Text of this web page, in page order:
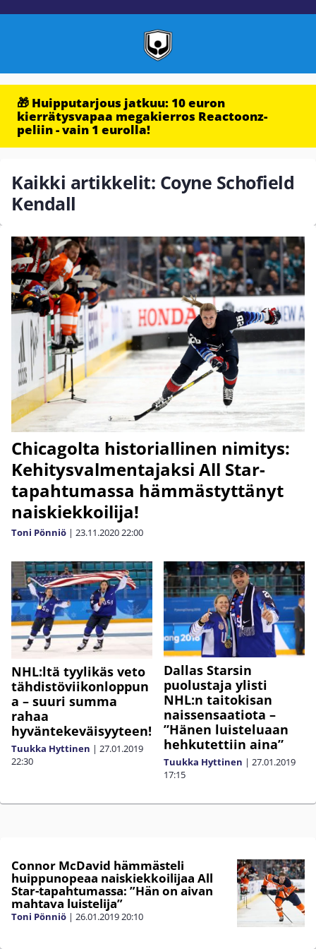
🎁 Huipputarjous jatkuu: 10 euron
kierrätysvapaa megakierros Reactoonz-
peliin - vain 1 eurolla!
Kaikki artikkelit: Coyne Schofield
Kendall
Chicagolta historiallinen nimitys:
Kehitysvalmentajaksi All Star-
tapahtumassa hämmästyttänyt
naiskiekkoilija!
Toni Pönniö | 23.11.202022:00
NHL:ltä tyylikäs veto
tähdistöviikonloppun
a – suuri summa
rahaa
hyväntekeväisyyteen!
Tuukka Hyttinen | 27.01.2019
22:30
Dallas Starsin
puolustaja ylisti
NHL:n taitokisan
naissensaatiota –
”Hänen luisteluaan
hehkutettiin aina”
Tuukka Hyttinen | 27.01.2019
17:15
Connor McDavid hämmästeli
huippunopeaa naiskiekkoilijaa All
Star-tapahtumassa: ”Hän on aivan
mahtava luistelija”
Toni Pönniö | 26.01.201920:10